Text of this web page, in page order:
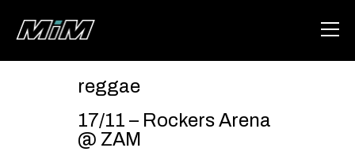
reggae
17/11 – Rockers Arena
@ ZAM